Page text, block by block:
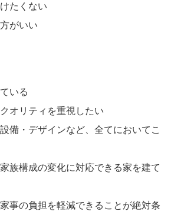
たくない
がいい
いる
オリティを重視したい
備・デザインなど、全てにおいてこ
族構成の変化に対応できる家を建て
事の負担を軽減できることが絶対条